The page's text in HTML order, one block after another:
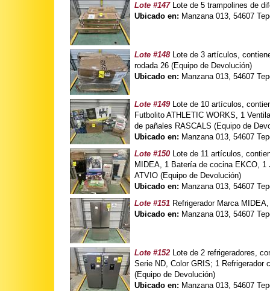
Lote #147Lote de 5 trampolines de
Ubicado en: Manzana 013, 54607
Lote #148Lote de 3 artículos,
rodada 26 (Equipo de Devolución)
Ubicado en: Manzana 013, 54607
Lote #149Lote de 10 artículos,
Futbolito ATHLETIC WORKS, 1
de pañales RASCALS (Equipo de
Ubicado en: Manzana 013, 54607
Lote #150 Lote de 11 artículos,
MIDEA, 1 Batería de cocina EKCO,
ATVIO (Equipo de Devolución)
Ubicado en: Manzana 013, 54607
Lote #151 Refrigerador Marca
Ubicado en: Manzana 013, 54607
Lote #152 Lote de 2 refrigeradores,
Serie ND, Color GRIS; 1 Refrigerador
(Equipo de Devolución)
Ubicado en: Manzana 013, 54607